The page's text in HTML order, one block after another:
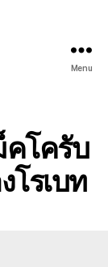
Menu
โครับ
โรเบท